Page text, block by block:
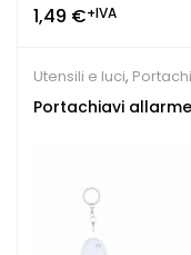
1,49 €+IVA
Utensili e luci,
Portachiavi